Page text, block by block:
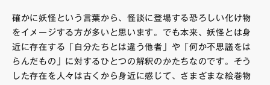
確かに妖怪という言葉から、怪談に登場する恐ろしい化け物
をイメージする方が多いと思います。でも本来、妖怪とは身
近に存在する「自分たちとは違う他者」や「何か不思議をは
らんだもの」に対するひとつの解釈のかたちなのです。そう
した存在を人々は古くから身近に感じて、さまざまな絵巻物